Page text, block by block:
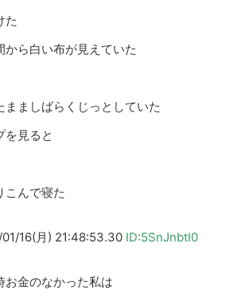
た
ら白い布が見えていた
ましばらくじっとしていた
を見ると
こんで寝た
16(月) 21:48:53.30 ID:5SnJnbtI0
お金のなかった私は